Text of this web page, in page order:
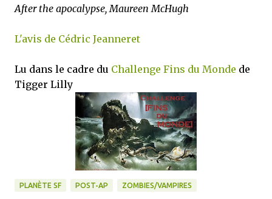
After the apocalypse, Maureen McHugh
L'avis de Cédric Jeanneret
Lu dans le cadre du Challenge Fins du Monde de
Tigger Lilly
PLANÈTE SF POST-AP ZOMBIES/VAMPIRES